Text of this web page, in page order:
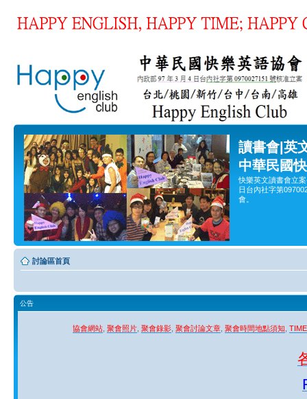
讀書會|英
中華民國
快樂英文讀書會立
日台內社字第
會。
討論區首頁
公告
協會網站 聚會照片 聚會錄影 聚會討論文章 聚會時間地點須知